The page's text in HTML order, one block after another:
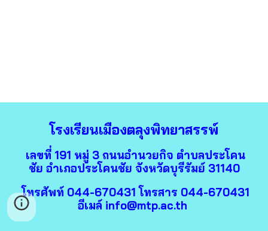
โรงเรียนเมืองตลุงพิทยาสรรพ์
เลขที่ 191 หมู่ 3 ถนนอำนวยกิจ ตำบลประโคน
ชัย อำเภอประโคนชัย จังหวัดบุรีรัมย์ 31140
โทรศัพท์ 044-670431 โทรสาร 044-670431
อีเมล์ info@mtp.ac.th